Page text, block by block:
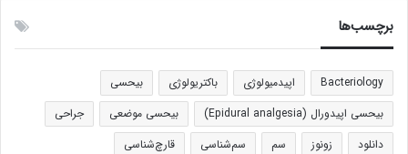
برچسب‌ها
Bacteriology اپیدمیولوژی باکتریولوژی
بیحسی
بیحسی اپیدورال (Epidural analgesia)
بیحسی موضعی
جراحی
دانلود
زونوز سم سم‌شناسی
قارچ‌شناسی